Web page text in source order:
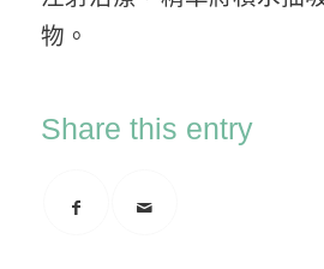
物。
Share this entry